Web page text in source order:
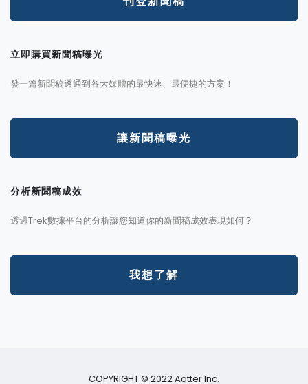
立即購買新聞稿曝光
發一篇新聞稿透通到各大媒體的最快速、最便捷的方案！
讓新聞稿曝光
分析新聞稿成效
透過Trek數據平台的分析讓您知道你的新聞稿成效表現如何？
我想了解
COPYRIGHT © 2022 Aotter Inc.